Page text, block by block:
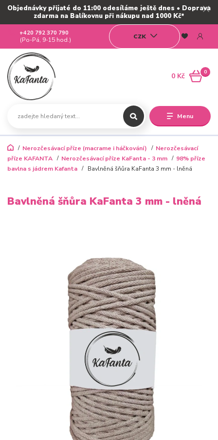
Objednávky přijaté do 11:00 odesíláme ještě dnes • Doprava
zdarma na Balíkovnu při nákupu nad 1000 Kč*
Menu
CZK
+420 792 370 790
(Po-Pá, 9-15 hod.)
0
0 Kč
Nerozčesávací příze (macrame i háčkování)
Nerozčesávací
příze KAFANTA
Nerozčesávací příze KaFanta - 3 mm
98% příze
bavlna s jádrem Kafanta
Bavlněná šňůra KaFanta 3 mm - lněná
Bavlněná šňůra KaFanta 3 mm - lněná